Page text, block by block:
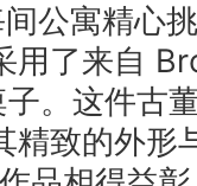
寓精心挑
用了来自
。这件古
精致的外形